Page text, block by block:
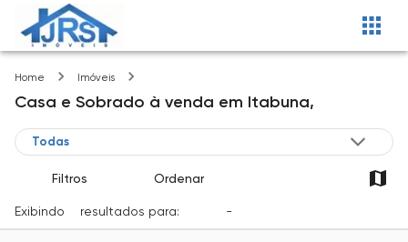
Home Imóveis
Casa e Sobrado à venda em Itabuna,
Filtros Ordenar
Exibindo resultados para: -